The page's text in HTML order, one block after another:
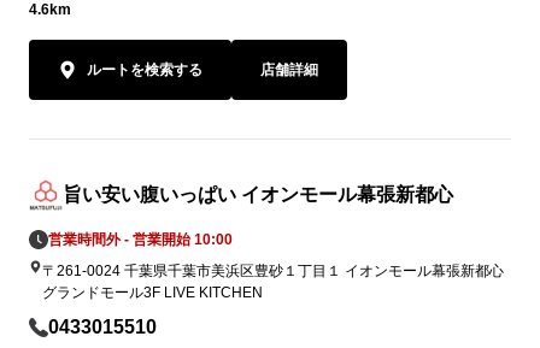
4.6km
ルートを検索する 店舗詳細
旨い安い腹いっぱい イオンモール幕張新都心
営業時間外 - 営業開始 10:00
〒261-0024 千葉県千葉市美浜区豊砂１丁目１ イオンモール幕張新都心
グランドモール3F LIVE KITCHEN
0433015510